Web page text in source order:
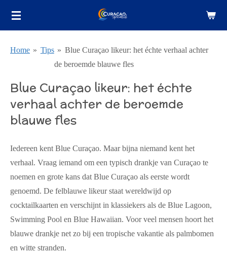
Ga
de
hoofdinhoud
Home » Tips » Blue Curaçao likeur: het échte verhaal achter
de beroemde blauwe fles
Blue Curaçao likeur: het échte
verhaal achter de beroemde
blauwe fles
Iedereen kent Blue Curaçao. Maar bijna niemand kent het
verhaal. Vraag iemand om een typisch drankje van Curaçao te
noemen en grote kans dat Blue Curaçao als eerste wordt
genoemd. De felblauwe likeur staat wereldwijd op
cocktailkaarten en verschijnt in klassiekers als de Blue Lagoon,
Swimming Pool en Blue Hawaiian. Voor veel mensen hoort het
blauwe drankje net zo bij een tropische vakantie als palmbomen
en witte stranden.